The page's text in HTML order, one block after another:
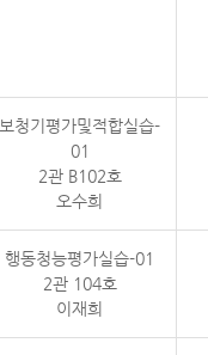
보청기평가및적합실습-
01
2관 B102호
오수희
행동청능평가실습-01
2관 104호
이재희